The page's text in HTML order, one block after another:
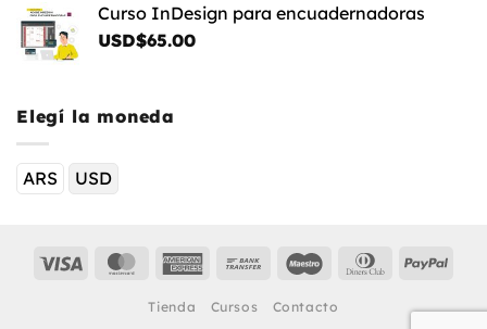
Curso InDesign para encuadernadoras
USD$65.00
Elegí la moneda
ARS USD
Visa MasterCardAmerican Bank
Maestro
Dinners
Tienda Cursos Contacto